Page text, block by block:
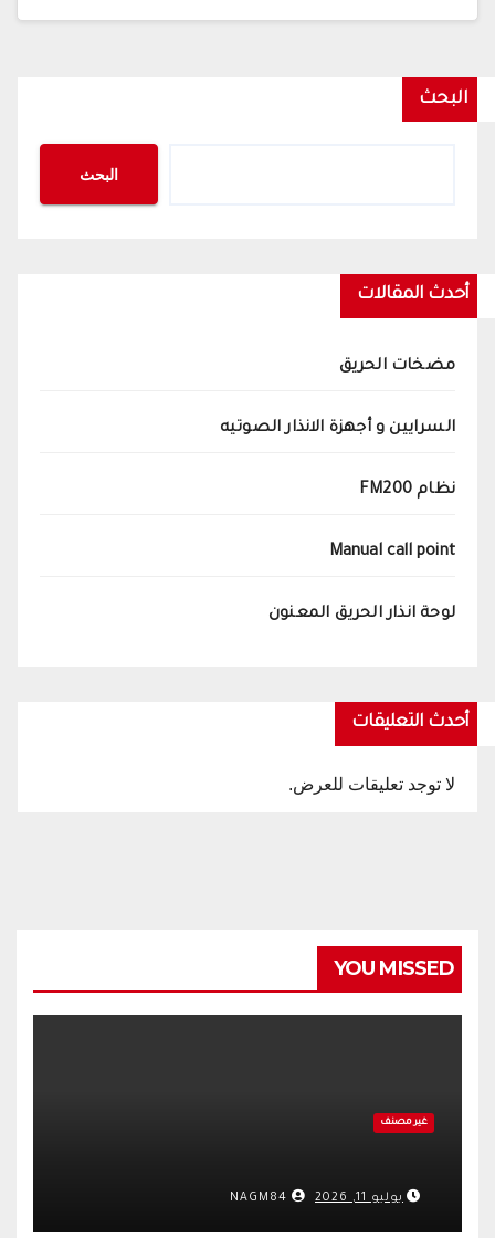
البحث
البحث
أحدث المقالات
مضخات الحريق
السرايين و أجهزة الانذار الصوتيه
نظام FM200
Manual call point
لوحة انذار الحريق المعنون
أحدث التعليقات
لا توجد تعليقات للعرض.
YOU MISSED
غير مصنف
يوليو 11, 2026